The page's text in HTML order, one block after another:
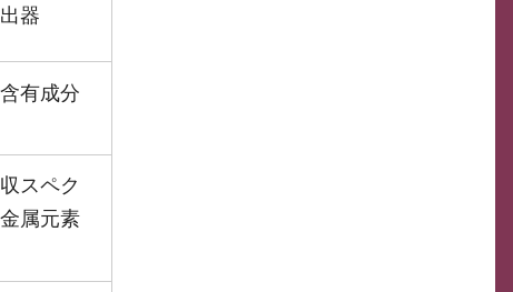
器
有成分
スペク
属元素